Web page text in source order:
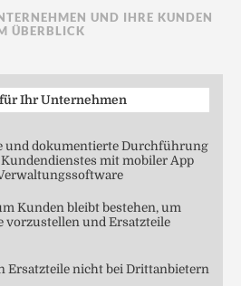
UND IHRE KUNDEN
ÜBERBLICK
Ihr Unternehmen
und dokumentierte Durchführung
mit mobiler App
Kunden bleibt bestehen, um
vorzustellen und Ersatzteile
Ersatzteile nicht bei Drittanbietern